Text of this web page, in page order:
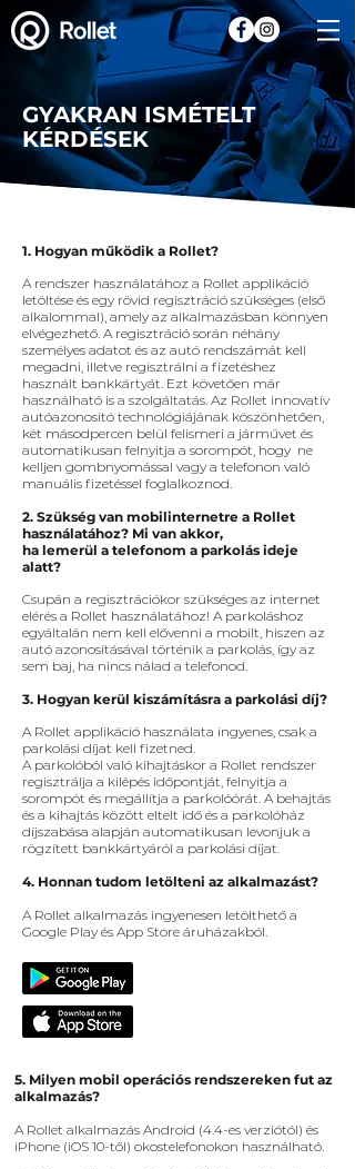
GYAKRAN ISMÉTELT
KÉRDÉSEK
1. Hogyan működik a Rollet?
A rendszer használatához a Rollet applikáció
letöltése és egy rövid regisztráció szükséges (első
alkalommal), amely az alkalmazásban könnyen
elvégezhető. A regisztráció során néhány
személyes adatot és az autó rendszámát kell
megadni, illetve regisztrálni a fizetéshez
használt bankkártyát. Ezt követően már
használható is a szolgáltatás. Az Rollet innovatív
autóazonosító technológiájának köszönhetően,
két másodpercen belül felismeri a járművet és
automatikusan felnyitja a sorompót, hogy ne
kelljen gombnyomással vagy a telefonon való
manuális fizetéssel foglalkoznod.
​2. Szükség van mobilinternetre a Rollet
használatához? Mi van akkor,
ha lemerül a telefonom a parkolás ideje
alatt?
Csupán a regisztrációkor szükséges az internet
elérés a Rollet használatához! A parkoláshoz
egyáltalán nem kell elővenni a mobilt, hiszen az
autó azonosításával történik a parkolás, így az
sem baj, ha nincs nálad a telefonod.
3. Hogyan kerül kiszámításra a parkolási díj?
A Rollet applikáció használata ingyenes, csak a
parkolási díjat kell fizetned.
A parkolóból való kihajtáskor a Rollet rendszer
regisztrálja a kilépés időpontját, felnyitja a
sorompót és megállítja a parkolóórát. A behajtás
és a kihajtás között eltelt idő és a parkolóház
díjszabása alapján automatikusan levonjuk a
rögzített bankkártyáról a parkolási díjat.
4. Honnan tudom letölteni az alkalmazást?
A Rollet alkalmazás ingyenesen letölthető a
Google Play és App Store áruházakból.
​5. Milyen mobil operációs rendszereken fut az
alkalmazás?
A Rollet alkalmazás Android (4.4-es verziótól) és
iPhone (iOS 10-től) okostelefonokon használható.